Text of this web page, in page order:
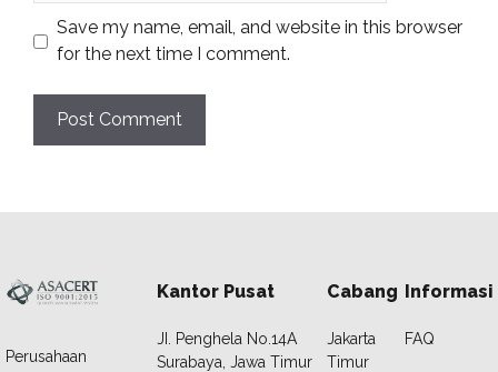
Save my name, email, and website in this browser
for the next time I comment.
Perusahaan
Kantor Pusat
JI. Penghela No.14A
Surabaya, Jawa Timur
Cabang
Jakarta
Timur
Informasi
FAQ